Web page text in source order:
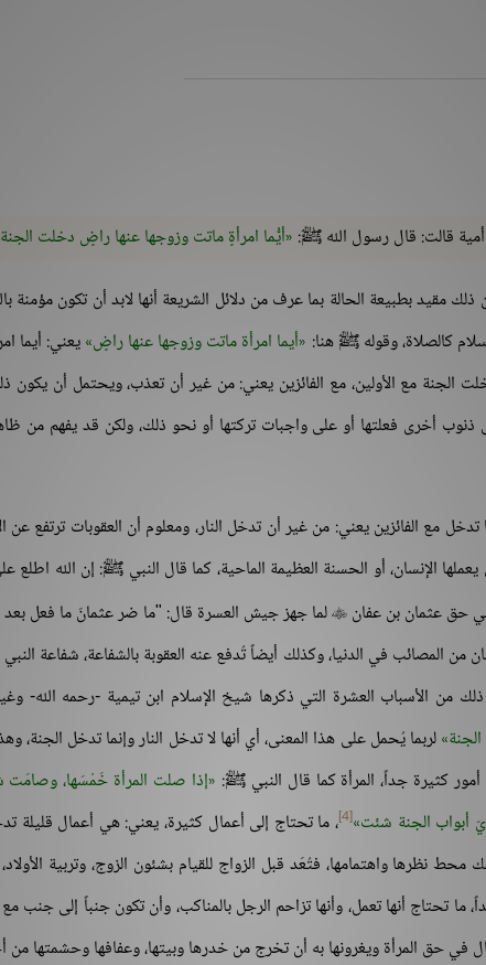
قالت: قال رسول الله ﷺ: أيُّما امرأةٍ ماتت وزوجها عنها راضٍ دخلت الجنة
مقيد بطبيعة الحالة بما عرف من دلائل الشريعة أنها لابد أن تكون مؤمنة
كالصلاة، وقوله ﷺ هنا: أيما امرأة ماتت وزوجها عنها راضٍ يعني: أيما
الجنة مع الأولين، مع الفائزين يعني: من غير أن تعذب، ويحتمل أن يكون
أخرى فعلتها أو على واجبات تركتها أو نحو ذلك، ولكن قد يفهم من
مع الفائزين يعني: من غير أن تدخل النار، ومعلوم أن العقوبات ترتفع عن
الإنسان، أو الحسنة العظيمة الماحية، كما قال النبي ﷺ: إن الله اطلع
حق عثمان بن عفان لما جهز جيش العسرة قال: "ما ضر عثمانَ ما فعل بعد
من المصائب في الدنيا، وكذلك أيضاً تُدفع عنه العقوبة بالشفاعة، شفاعة
من الأسباب العشرة التي ذكرها شيخ الإسلام ابن تيمية -رحمه الله-
لربما يُحمل على هذا المعنى، أي أنها لا تدخل النار وإنما تدخل الجنة،
كثيرة جداً، المرأة كما قال النبي ﷺ: إذا صلت المرأة خَمْسَها، وصامَت
أبواب الجنة شئت [4] ، ما تحتاج إلى أعمال كثيرة، يعني: هي أعمال قليلة
نظرها واهتمامها، فتُعَد قبل الزواج للقيام بشئون الزوج، وتربية
تحتاج أنها تعمل، وأنها تزاحم الرجل بالمناكب، وأن تكون جنباً إلى جنب
في حق المرأة ويغرونها به أن تخرج من خدرها وبيتها، وعفافها وحشمتها من